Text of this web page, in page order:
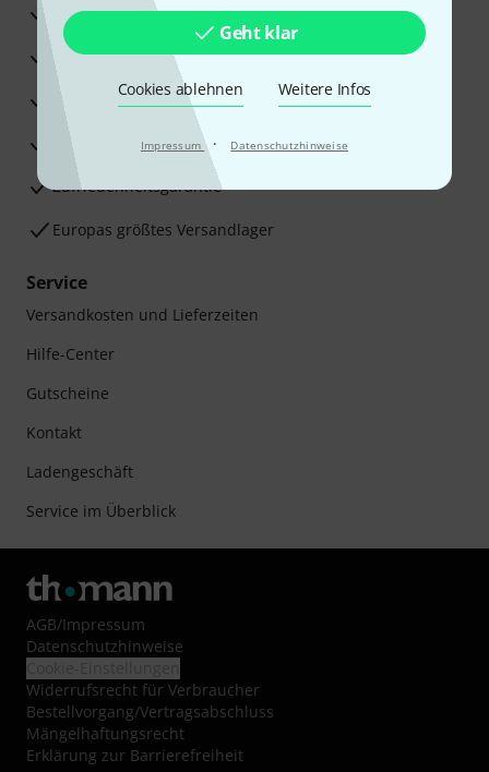
Geht klar
Cookies ablehnen Weitere Infos
Impressum · Datenschutzhinweise
3 Jahre Thomann Garantie
30 Tage Money-Back-Garantie
Reparaturservice
Beratung durch Fachexperten
Zufriedenheitsgarantie
Europas größtes Versandlager
Service
Versandkosten und Lieferzeiten
Hilfe-Center
Gutscheine
Kontakt
Ladengeschäft
Service im Überblick
AGB/Impressum
Datenschutzhinweise
Widerrufsrecht für Verbraucher
Bestellvorgang/Vertragsabschluss
Mängelhaftungsrecht
Erklärung zur Barrierefreiheit